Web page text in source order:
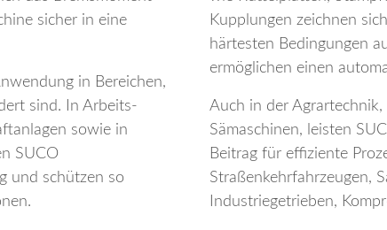
sicher in eine
in Bereichen,
sind. In Arbeits-
sowie in
SUCO
und schützen so
Kupplungen zeichnen
härtesten Bedingungen
ermöglichen einen
Auch in der
Sämaschinen, leisten
Beitrag für effiziente
Straßenkehrfahrzeugen,
Industriegetrieben,